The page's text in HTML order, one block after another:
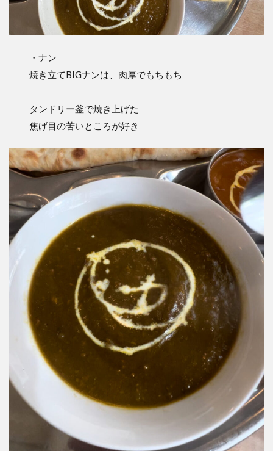
・ナン
焼き立てBIGナンは、肉厚でもちもち
タンドリー釜で焼き上げた
焦げ目の苦いところが好き